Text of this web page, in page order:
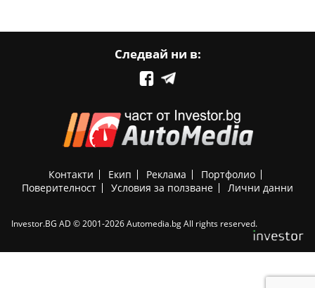
Следвай ни в:
Контакти Екип Реклама
Портфолио
Поверителност
Условия за ползване Лични данни
Investor.BG AD © 2001-2026 Automedia.bg All rights reserved.